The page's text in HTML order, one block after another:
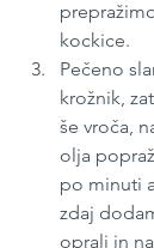
kockice.
Pečeno
krožnik,
še vroča,
olja
po minuti
zdaj
oprali in